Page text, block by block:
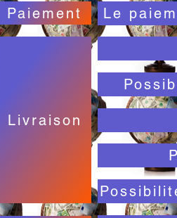
Paiement Le
Livraison